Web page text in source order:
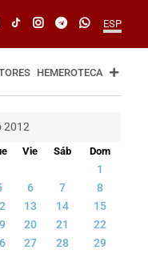
ESP
HEMEROTECA
2012
Vie Sáb Dom
1
6 7
8
13 14
15
20 21
22
27 28
29